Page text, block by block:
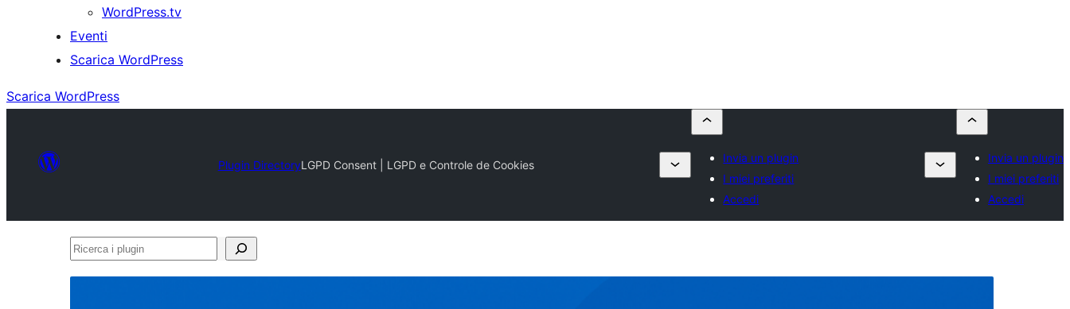
WordPress.tv
Eventi
Scarica WordPress
Scarica WordPress
Plugin DirectoryLGPD Consent | LGPD e Controle de Cookies
Invia un plugin
I miei preferiti
Accedi
Invia un plugin
I miei preferiti
Accedi
Ricerca